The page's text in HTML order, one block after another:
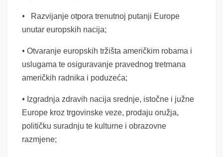
• Razvijanje otpora trenutnoj putanji Europe
unutar europskih nacija;
•Otvaranje europskih tržišta američkim robama i
uslugama te osiguravanje pravednog tretmana
američkih radnika i poduzeća;
• Izgradnja zdravih nacija srednje, istočne i južne
Europe kroz trgovinske veze, prodaju oružja,
političku suradnju te kulturne i obrazovne
razmjene;